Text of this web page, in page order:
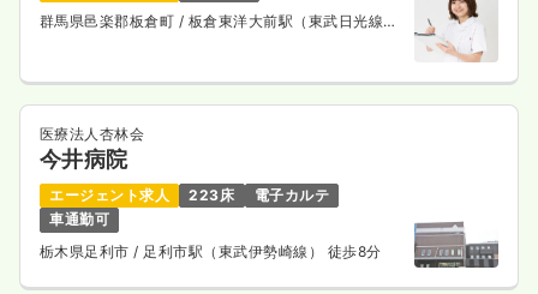
群馬県邑楽郡板倉町 / 板倉東洋大前駅（東武日光線）
医療法人杏林会
今井病院
エージェント求人 223床
電子カルテ
車通勤可
栃木県足利市 / 足利市駅（東武伊勢崎線） 徒歩8分